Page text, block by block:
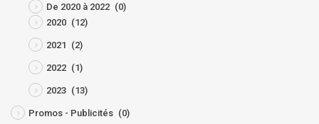
De 2020 à 2022 (0)
2020 (12)
2021 (2)
2022 (1)
2023 (13)
Promos - Publicités (0)